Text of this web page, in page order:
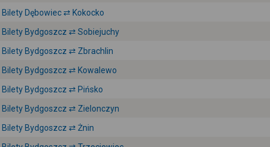
Bilety Dębowiec ⇄ Kokocko
Bilety Bydgoszcz ⇄ Sobiejuchy
Bilety Bydgoszcz ⇄ Zbrachlin
Bilety Bydgoszcz ⇄ Kowalewo
Bilety Bydgoszcz ⇄ Pińsko
Bilety Bydgoszcz ⇄ Zielonczyn
Bilety Bydgoszcz ⇄ Żnin